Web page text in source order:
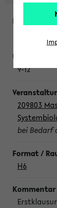
9-12
209803
bei Bedarf
H6
Erstklausur